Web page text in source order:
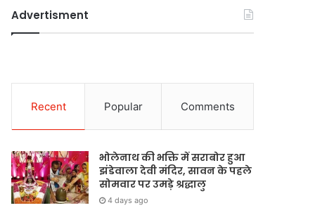
Advertisment
Recent Popular Comments
भोलेनाथ की भक्ति में सराबोर हुआ
झंडेवाला देवी मंदिर, सावन के पहले
सोमवार पर उमड़े श्रद्धालु
4 days ago